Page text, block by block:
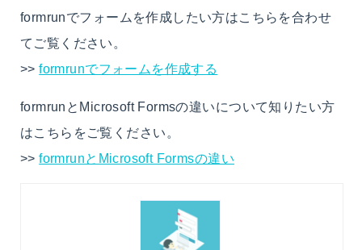
formrunでフォームを作成したい方はこちらを合わせ
てご覧ください。
>>formrunでフォームを作成する
formrunとMicrosoft Formsの違いについて知りたい方
はこちらをご覧ください。
>>formrunとMicrosoft Formsの違い